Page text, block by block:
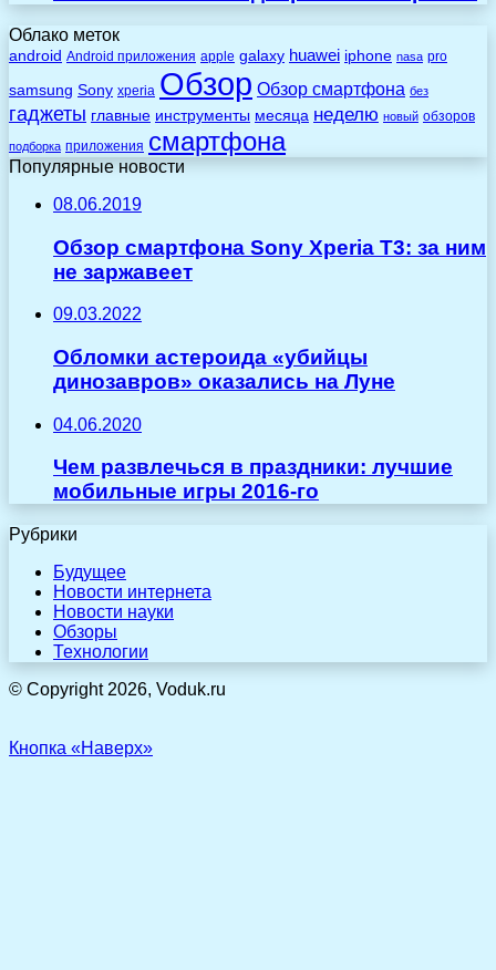
Облако меток
android Android приложения apple galaxy huawei iphone nasa pro
samsung Sony xperia Обзор Обзор смартфона без
гаджеты главные инструменты месяца неделю новый обзоров
подборка приложения смартфона
Популярные новости
08.06.2019
Обзор смартфона Sony Xperia T3: за ним
не заржавеет
09.03.2022
Обломки астероида «убийцы
динозавров» оказались на Луне
04.06.2020
Чем развлечься в праздники: лучшие
мобильные игры 2016-го
Рубрики
Будущее
Новости интернета
Новости науки
Обзоры
Технологии
© Copyright 2026, Voduk.ru
Кнопка «Наверх»